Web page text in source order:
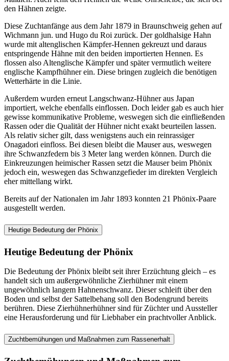
den Hähnen zeigte.
Diese Zuchtanfänge aus dem Jahr 1879 in Braunschweig gehen auf
Wichmann jun. und Hugo du Roi zurück. Der goldhalsige Hahn
wurde mit altenglischen Kämpfer-Hennen gekreuzt und daraus
entspringende Hähne mit den beiden importierten Hennen. Es
flossen also Altenglische Kämpfer und später vermutlich weitere
englische Kampfhühner ein. Diese bringen zugleich die benötigen
Wetterhärte in die Linie.
Außerdem wurden erneut Langschwanz-Hühner aus Japan
importiert, welche ebenfalls einflossen. Doch leider gab es auch hier
gewisse kommunikative Probleme, weswegen sich die einfließenden
Rassen oder die Qualität der Hühner nicht exakt beurteilen lassen.
Als relativ sicher gilt, dass wenigstens auch ein reinrassiger
Onagadori einfloss. Bei diesen bleibt die Mauser aus, weswegen
ihre Schwanzfedern bis 3 Meter lang werden können. Durch die
Einkreuzungen heimischer Rassen setzt die Mauser beim Phönix
jedoch ein, weswegen das Schwanzgefieder im direkten Vergleich
eher mittellang wirkt.
Bereits auf der Nationalen im Jahr 1893 konnten 21 Phönix-Paare
ausgestellt werden.
Heutige Bedeutung der Phönix
Heutige Bedeutung der Phönix
Die Bedeutung der Phönix bleibt seit ihrer Erzüchtung gleich – es
handelt sich um außergewöhnliche Zierhühner mit einem
ungewöhnlich langem Hahnenschwanz. Dieser schleift über den
Boden und selbst der Sattelbehang soll den Bodengrund bereits
berühren. Diese Zierhühnerhühner sind für Züchter und Aussteller
eine Herausforderung und für Liebhaber ein prachtvoller Anblick.
Zuchtbemühungen und Maßnahmen zum Rassenerhalt